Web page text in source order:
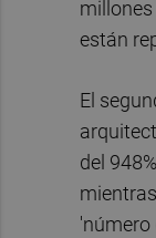
están
El
del
'número